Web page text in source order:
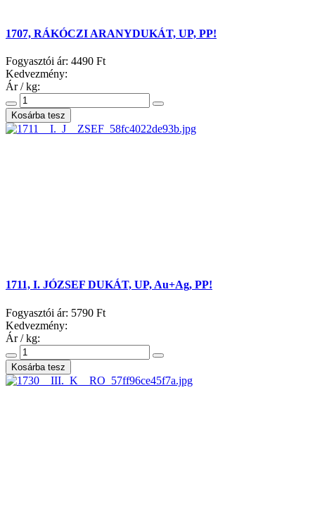
1707, RÁKÓCZI ARANYDUKÁT, UP, PP!
Fogyasztói ár: 4490 Ft
Kedvezmény:
Ár / kg:
1711, I. JÓZSEF DUKÁT, UP, Au+Ag, PP!
Fogyasztói ár: 5790 Ft
Kedvezmény:
Ár / kg: